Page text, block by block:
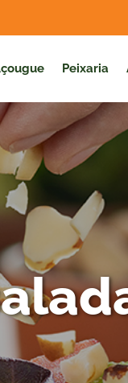
Peixaria